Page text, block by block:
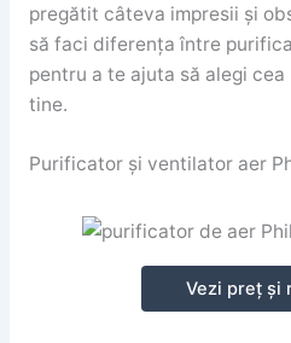
pregătit câteva impresii și
să faci diferența între
pentru a te ajuta să alegi
tine.
Purificator și ventilator aer
Vezi preț și